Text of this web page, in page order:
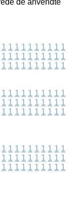
1 1 1 1 1 1 1 1 1 1
1 1 1 1 1 1 1 1 1 1
1 1 1 1 1 1 1 1 1 1
1 1 1 1 1 1 1 1 1 1
1 1 1 1 1 1 1 1 1 1
1 1 1 1 1 1 1 1 1 1
1 1 1 1 1 1 1 1 1 1
1 1 1 1 1 1 1 1 1 1
1 1 1 1 1 1 1 1 1 1